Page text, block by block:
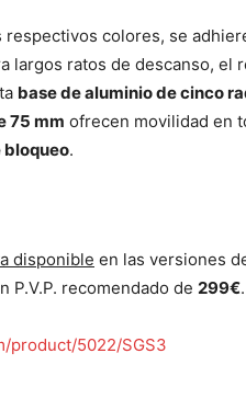
respectivos colores, se
ratos de descanso, el
base de aluminio de cinco
75 mm ofrecen movilidad en
bloqueo.
disponible en las versiones
P.V.P. recomendado de 299€.
product/5022/SGS3